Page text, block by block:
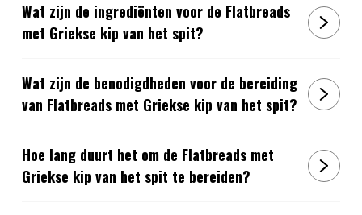
Wat zijn de ingrediënten voor de Flatbreads
met Griekse kip van het spit?
Wat zijn de benodigdheden voor de bereiding
van Flatbreads met Griekse kip van het spit?
Hoe lang duurt het om de Flatbreads met
Griekse kip van het spit te bereiden?